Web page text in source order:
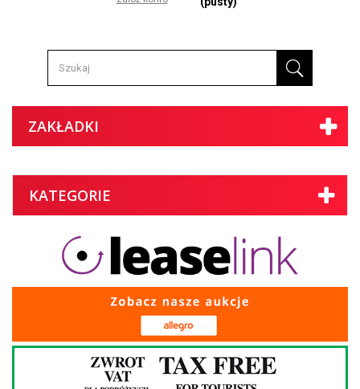
ZAKŁADKI
KATEGORIE